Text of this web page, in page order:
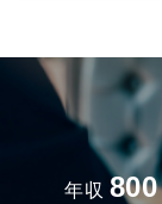
年収 800